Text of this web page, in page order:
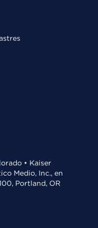
• Kaiser
Medio, Inc., en
Portland, OR